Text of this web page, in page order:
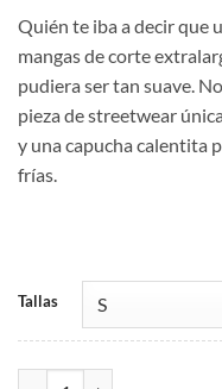
Quién te iba a decir que
mangas de corte
pudiera ser tan suave.
pieza de streetwear
y una capucha calentita
frías.
Tallas